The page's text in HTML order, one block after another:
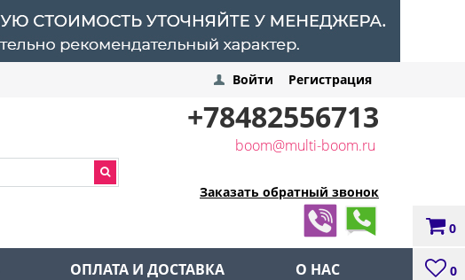
0
0
Войти Регистрация
+78482556713
boom@multi-boom.ru
Заказать обратный звонок
ОПЛАТА И ДОСТАВКА О НАС